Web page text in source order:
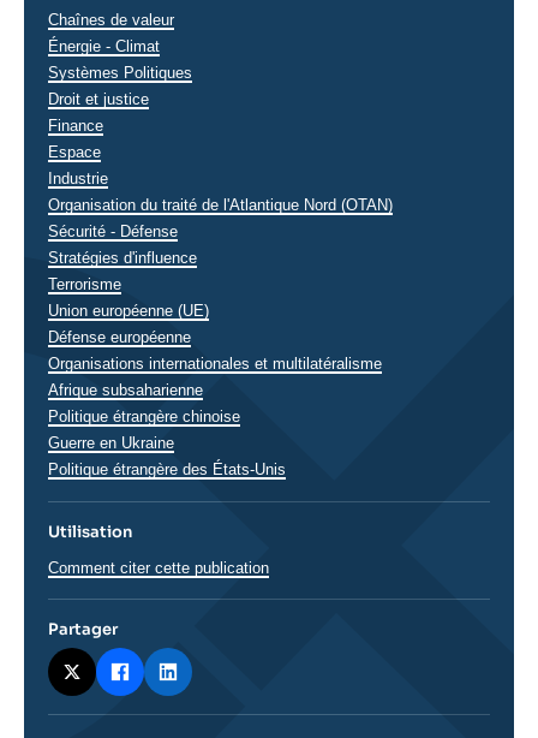
Thématiques
analyses
Chaînes de valeur
Énergie - Climat
Systèmes Politiques
Droit et justice
Finance
Espace
Industrie
Organisation du traité de l'Atlantique Nord (OTAN)
Sécurité - Défense
Stratégies d'influence
Terrorisme
Union européenne (UE)
Défense européenne
Organisations internationales et multilatéralisme
Régions
Afrique subsaharienne
Politique étrangère chinoise
Guerre en Ukraine
Politique étrangère des États-Unis
Utilisation
Comment citer cette publication
Partager